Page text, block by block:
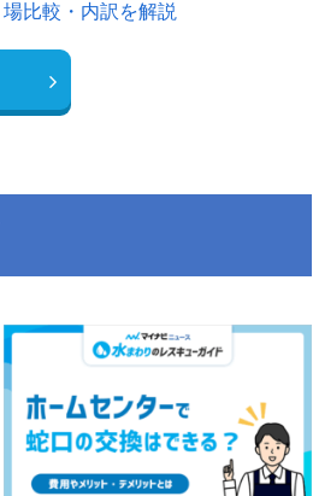
場比較・内訳を解説